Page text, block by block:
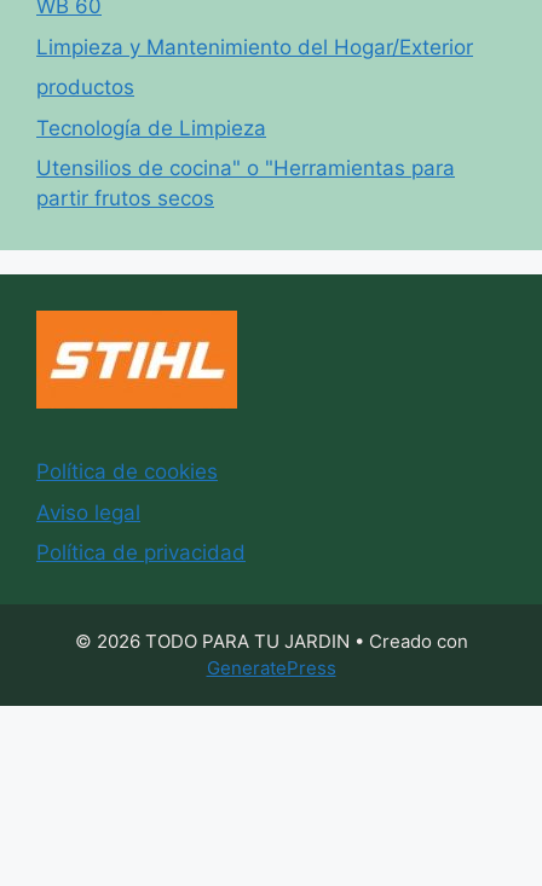
WB 60
Limpieza y Mantenimiento del Hogar/Exterior
productos
Tecnología de Limpieza
Utensilios de cocina" o "Herramientas para
partir frutos secos
Política de cookies
Aviso legal
Política de privacidad
© 2026 TODO PARA TU JARDIN • Creado con
GeneratePress